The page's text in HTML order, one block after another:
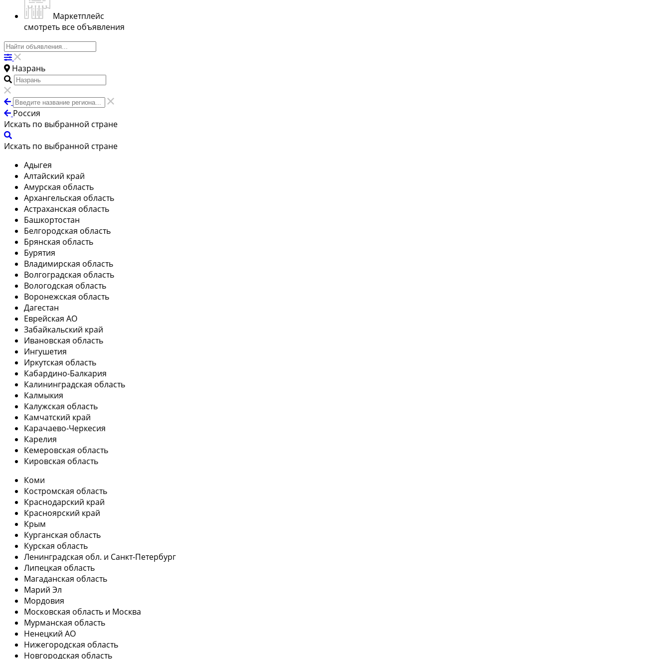
Маркетплейс
смотреть все объявления
Назрань
Россия
Искать по выбранной стране
Искать по выбранной стране
Адыгея
Алтайский край
Амурская область
Архангельская область
Астраханская область
Башкортостан
Белгородская область
Брянская область
Бурятия
Владимирская область
Волгоградская область
Вологодская область
Воронежская область
Дагестан
Еврейская АО
Забайкальский край
Ивановская область
Ингушетия
Иркутская область
Кабардино-Балкария
Калининградская область
Калмыкия
Калужская область
Камчатский край
Карачаево-Черкесия
Карелия
Кемеровская область
Кировская область
Коми
Костромская область
Краснодарский край
Красноярский край
Крым
Курганская область
Курская область
Ленинградская обл. и Санкт-Петербург
Липецкая область
Магаданская область
Марий Эл
Мордовия
Московская область и Москва
Мурманская область
Ненецкий АО
Нижегородская область
Новгородская область